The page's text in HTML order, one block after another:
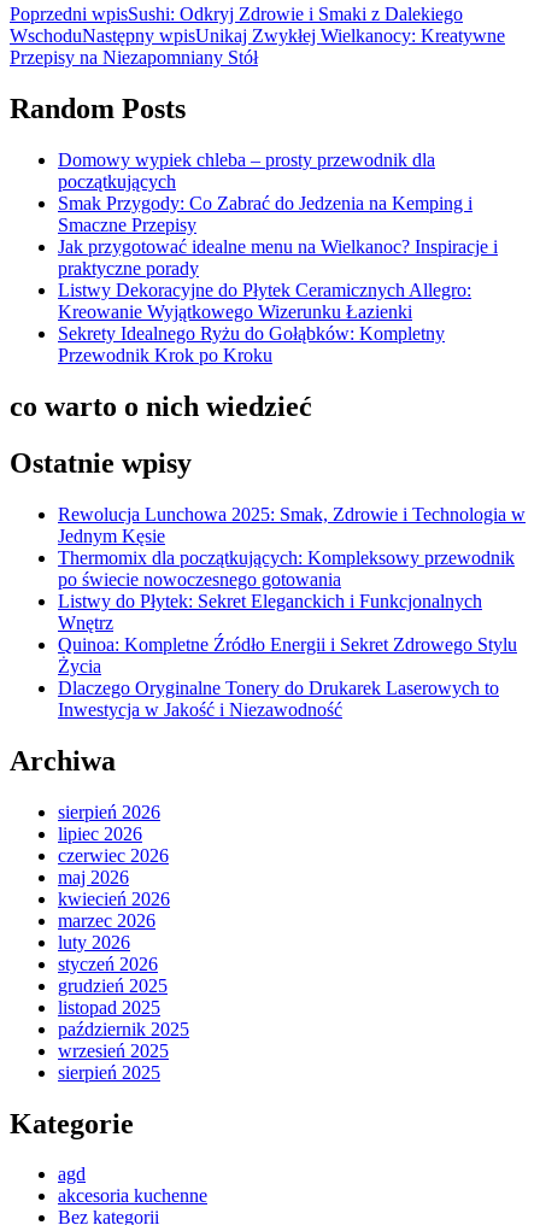
Poprzedni wpisSushi: Odkryj Zdrowie i Smaki z Dalekiego
WschoduNastępny wpisUnikaj Zwykłej Wielkanocy: Kreatywne
Przepisy na Niezapomniany Stół
Random Posts
Domowy wypiek chleba – prosty przewodnik dla
początkujących
Smak Przygody: Co Zabrać do Jedzenia na Kemping i
Smaczne Przepisy
Jak przygotować idealne menu na Wielkanoc? Inspiracje i
praktyczne porady
Listwy Dekoracyjne do Płytek Ceramicznych Allegro:
Kreowanie Wyjątkowego Wizerunku Łazienki
Sekrety Idealnego Ryżu do Gołąbków: Kompletny
Przewodnik Krok po Kroku
co warto o nich wiedzieć
Ostatnie wpisy
Rewolucja Lunchowa 2025: Smak, Zdrowie i Technologia w
Jednym Kęsie
Thermomix dla początkujących: Kompleksowy przewodnik
po świecie nowoczesnego gotowania
Listwy do Płytek: Sekret Eleganckich i Funkcjonalnych
Wnętrz
Quinoa: Kompletne Źródło Energii i Sekret Zdrowego Stylu
Życia
Dlaczego Oryginalne Tonery do Drukarek Laserowych to
Inwestycja w Jakość i Niezawodność
Archiwa
sierpień 2026
lipiec 2026
czerwiec 2026
maj 2026
kwiecień 2026
marzec 2026
luty 2026
styczeń 2026
grudzień 2025
listopad 2025
październik 2025
wrzesień 2025
sierpień 2025
Kategorie
agd
akcesoria kuchenne
Bez kategorii